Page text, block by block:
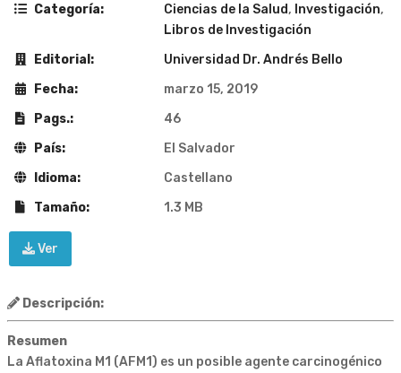
Categoría:
Ciencias de la Salud, Investigación,
Libros de Investigación
Editorial:
Universidad Dr. Andrés Bello
Fecha:
marzo 15, 2019
Pags.:
46
País:
El Salvador
Idioma:
Castellano
Tamaño:
1.3 MB
Ver
Descripción:
Resumen
La Aflatoxina M1 (AFM1) es un posible agente carcinogénico